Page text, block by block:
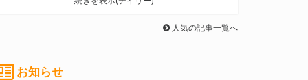
人気の記事一覧へ
お知らせ